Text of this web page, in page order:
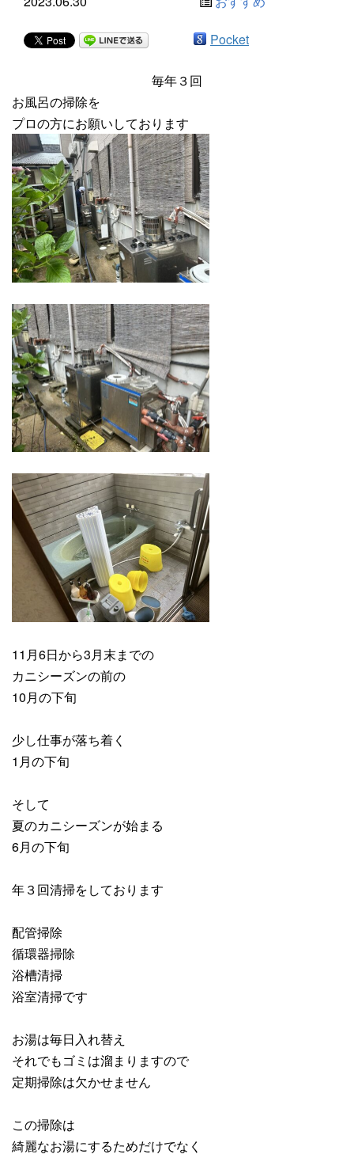
Pocket
毎年３回
お風呂の掃除を
プロの方にお願いしております
11月6日から3月末までの
カニシーズンの前の
10月の下旬
少し仕事が落ち着く
1月の下旬
そして
夏のカニシーズンが始まる
6月の下旬
年３回清掃をしております
配管掃除
循環器掃除
浴槽清掃
浴室清掃です
お湯は毎日入れ替え
それでもゴミは溜まりますので
定期掃除は欠かせません
この掃除は
綺麗なお湯にするためだけでなく